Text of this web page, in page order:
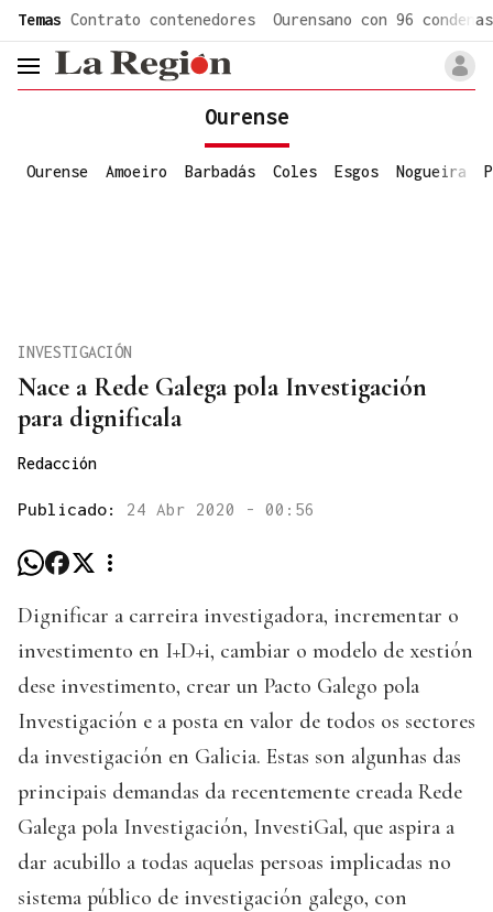
Temas Contrato contenedores Ourensano con 96 condenas
header.menu.open
Ourense
Ourense Amoeiro Barbadás Coles Esgos Nogueira
Nace a Rede Galega pola Investigación
para dignificala
INVESTIGACIÓN
Redacción
Publicado: 24 Abr 2020 - 00:56
Dignificar a carreira investigadora, incrementar o
investimento en I+D+i, cambiar o modelo de xestión
dese investimento, crear un Pacto Galego pola
Investigación e a posta en valor de todos os sectores
da investigación en Galicia. Estas son algunhas das
principais demandas da recentemente creada Rede
Galega pola Investigación, InvestiGal, que aspira a
dar acubillo a todas aquelas persoas implicadas no
sistema público de investigación galego, con